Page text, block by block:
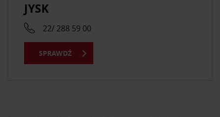
JYSK
22/ 288 59 00
SPRAWDŹ